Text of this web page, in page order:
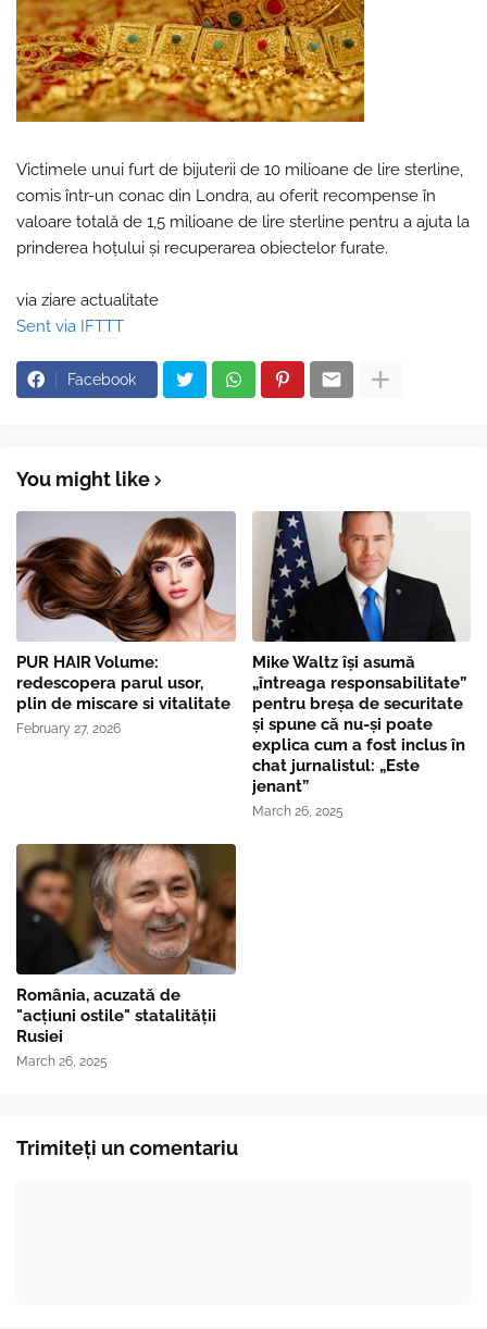
Victimele unui furt de bijuterii de 10 milioane de lire sterline,
comis într-un conac din Londra, au oferit recompense în
valoare totală de 1,5 milioane de lire sterline pentru a ajuta la
prinderea hoțului și recuperarea obiectelor furate.
via ziare actualitate
Sent via IFTTT
Facebook
You might like
PUR HAIR Volume:
redescopera parul usor,
plin de miscare si vitalitate
February 27, 2026
Mike Waltz îşi asumă
„întreaga responsabilitate”
pentru breşa de securitate
și spune că nu-și poate
explica cum a fost inclus în
chat jurnalistul: „Este
jenant”
March 26, 2025
România, acuzată de
"acțiuni ostile" statalității
Rusiei
March 26, 2025
Trimiteți un comentariu